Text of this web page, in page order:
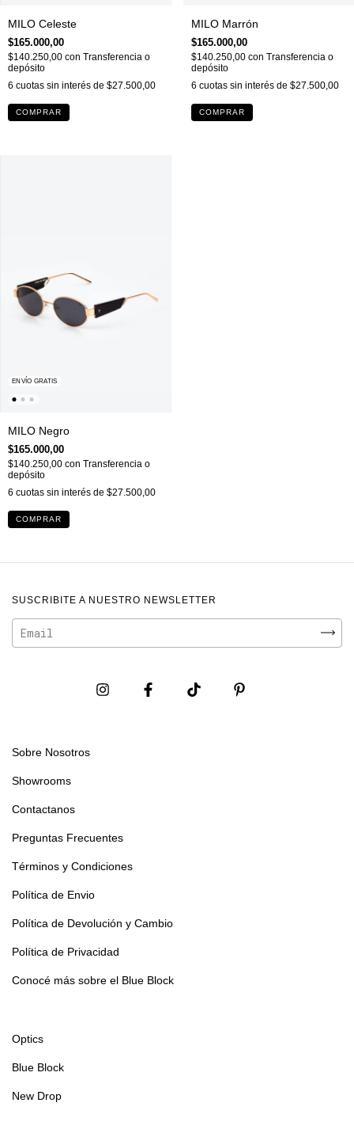
MILO Celeste
$165.000,00
$140.250,00 con Transferencia o
depósito
6 cuotas sin interés de $27.500,00
MILO Marrón
$165.000,00
$140.250,00 con Transferencia o
depósito
6 cuotas sin interés de $27.500,00
ENVÍO GRATIS
MILO Negro
$165.000,00
$140.250,00 con Transferencia o
depósito
6 cuotas sin interés de $27.500,00
SUSCRIBITE A NUESTRO NEWSLETTER
Sobre Nosotros
Showrooms
Contactanos
Preguntas Frecuentes
Términos y Condiciones
Política de Envio
Política de Devolución y Cambio
Política de Privacidad
Conocé más sobre el Blue Block
Optics
Blue Block
New Drop